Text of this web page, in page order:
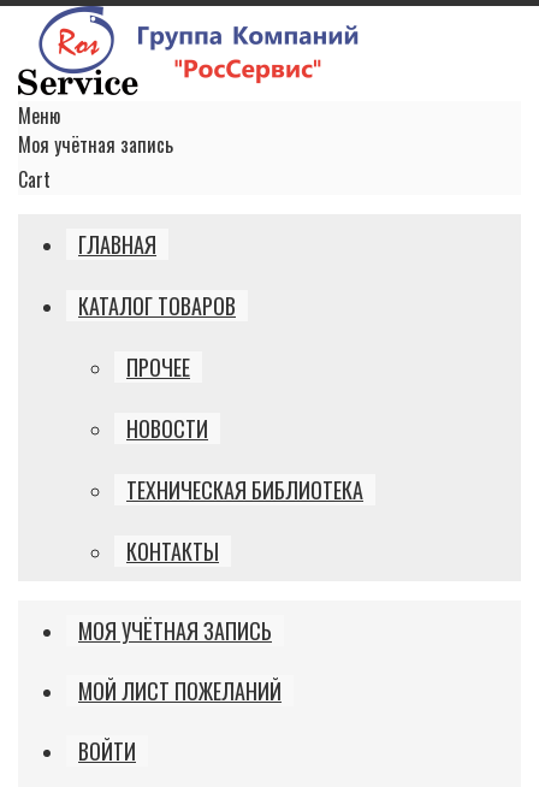
Меню
Моя учётная запись
Cart
ГЛАВНАЯ
КАТАЛОГ ТОВАРОВ
ПРОЧЕЕ
НОВОСТИ
ТЕХНИЧЕСКАЯ БИБЛИОТЕКА
КОНТАКТЫ
МОЯ УЧЁТНАЯ ЗАПИСЬ
МОЙ ЛИСТ ПОЖЕЛАНИЙ
ВОЙТИ